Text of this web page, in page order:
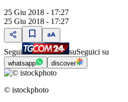
25 Giu 2018 - 17:27
25 Giu 2018 - 17:27
Segui suSeguici su
whatsapp discover
© istockphoto